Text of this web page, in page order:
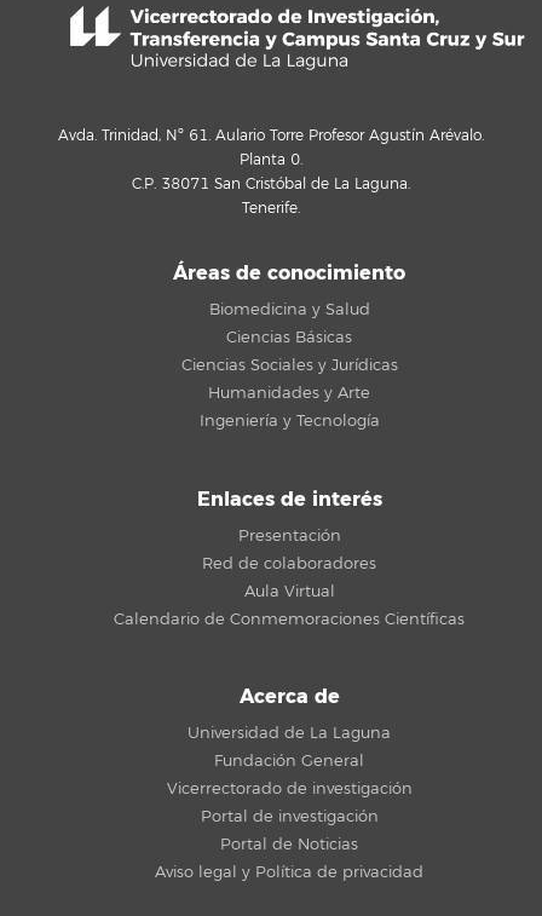
Avda. Trinidad, Nº 61. Aulario Torre Profesor Agustín Arévalo.
Planta 0.
C.P. 38071 San Cristóbal de La Laguna.
Tenerife.
Áreas de conocimiento
Biomedicina y Salud
Ciencias Básicas
Ciencias Sociales y Jurídicas
Humanidades y Arte
Ingeniería y Tecnología
Enlaces de interés
Presentación
Red de colaboradores
Aula Virtual
Calendario de Conmemoraciones Científicas
Acerca de
Universidad de La Laguna
Fundación General
Vicerrectorado de investigación
Portal de investigación
Portal de Noticias
Aviso legal y Política de privacidad